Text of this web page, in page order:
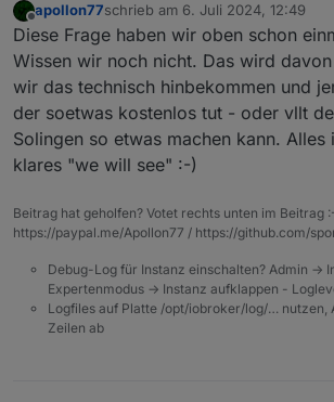
Offline
apollon77schrieb am 6. Juli 2024, 12:49
zuletzt editiert von
Diese Frage haben wir oben schon
Wissen wir noch nicht. Das wird
wir das technisch hinbekommen und
der soetwas kostenlos tut - oder vllt
Solingen so etwas machen kann. Alles
klares "we will see" :-)
Beitrag hat geholfen? Votet rechts unten im Beitrag
https://paypal.me/Apollon77 / https://github.com/
Debug-Log für Instanz einschalten? Admin ->
Expertenmodus -> Instanz aufklappen -
Logfiles auf Platte /opt/iobroker/log/… nutzen,
Zeilen ab